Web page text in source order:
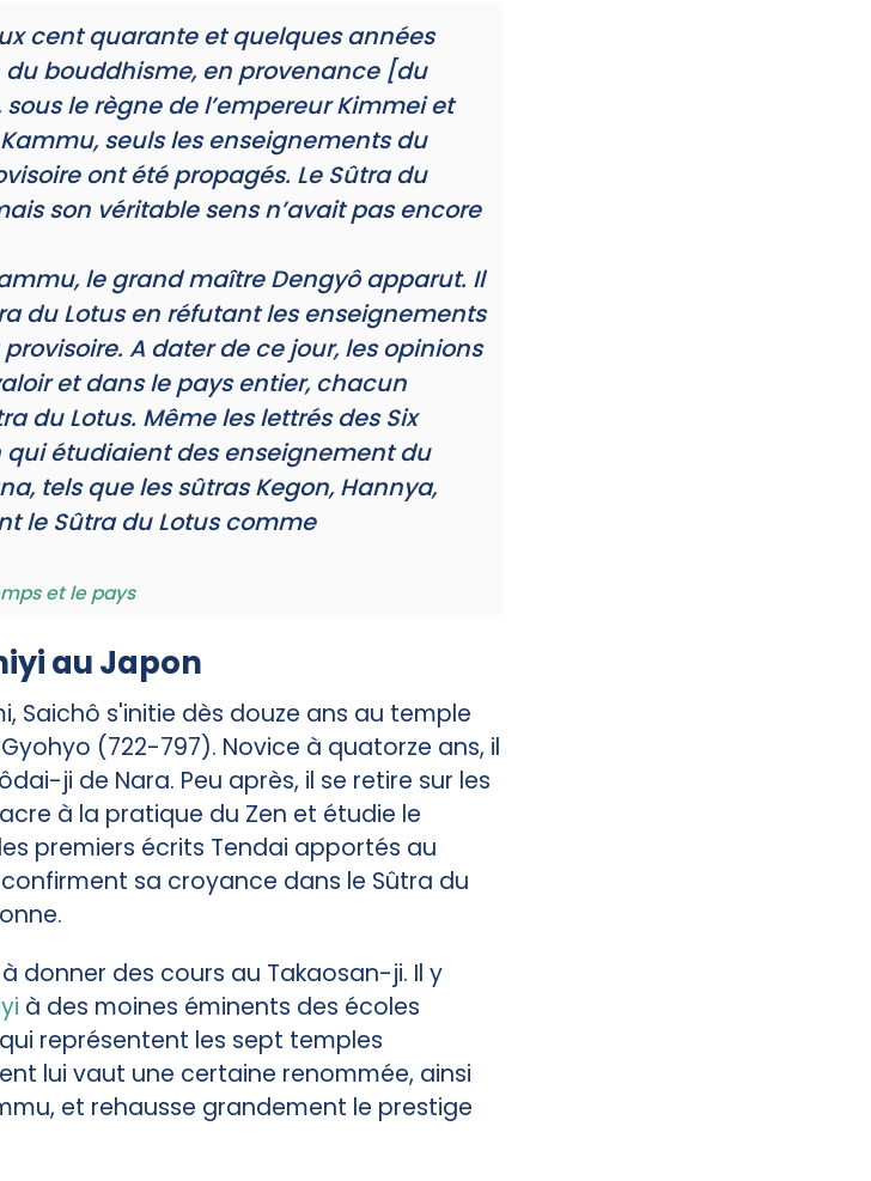
cent quarante et quelques années
bouddhisme, en provenance [du
le règne de l’empereur Kimmei et
seuls les enseignements du
ont été propagés. Le Sûtra du
son véritable sens n’avait pas encore
le grand maître Dengyô apparut. Il
du Lotus en réfutant les enseignements
A dater de ce jour, les opinions
et dans le pays entier, chacun
du Lotus. Même les lettrés des Six
étudiaient des enseignement du
tels que les sûtras Kegon, Hannya,
le Sûtra du Lotus comme
et le pays
au Japon
Saichô s'initie dès douze ans au temple
(722-797). Novice à quatorze ans, il
ji de Nara. Peu après, il se retire sur les
à la pratique du Zen et étudie le
premiers écrits Tendai apportés au
sa croyance dans le Sûtra du
donner des cours au Takaosan-ji. Il y
à des moines éminents des écoles
représentent les sept temples
lui vaut une certaine renommée, ainsi
et rehausse grandement le prestige